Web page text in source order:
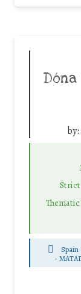
by:
-